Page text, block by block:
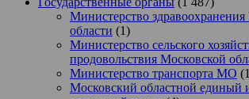
Министерство
области (1)
Министерство сельского
продовольствия Московской
Министерство транспорта МО
Московский областной единый